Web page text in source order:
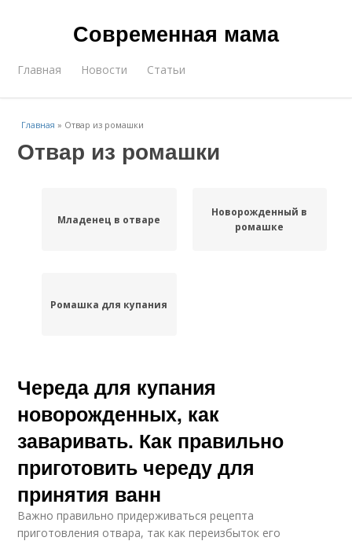
Современная мама
Главная Новости Статьи
Главная » Отвар из ромашки
Отвар из ромашки
Младенец в отваре
Новорожденный в
ромашке
Ромашка для купания
Череда для купания
новорожденных, как
заваривать. Как правильно
приготовить череду для
принятия ванн
Важно правильно придерживаться рецепта
приготовления отвара, так как переизбыток его